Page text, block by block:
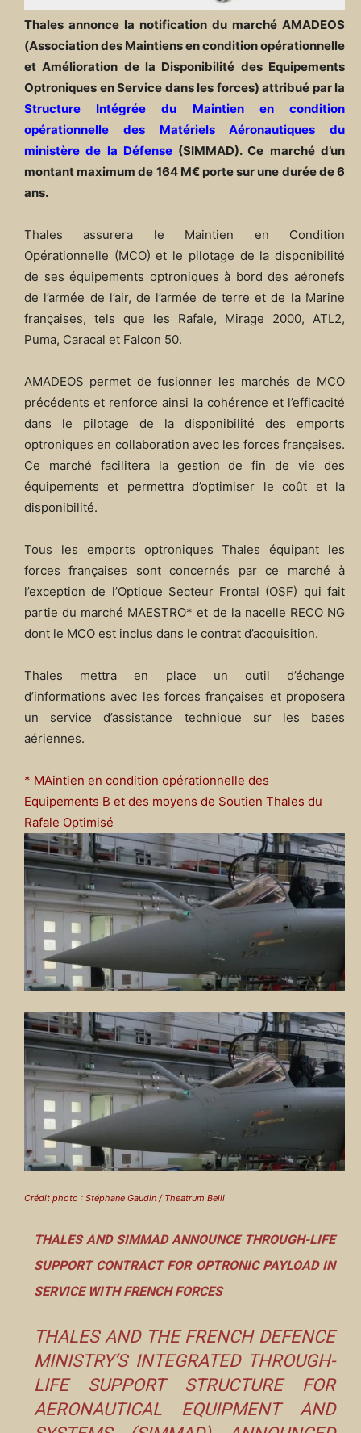
Thales annonce la notification du marché AMADEOS
(Association des Maintiens en condition opérationnelle
et Amélioration de la Disponibilité des Equipements
Optroniques en Service dans les forces) attribué par la
Structure Intégrée du Maintien en condition
opérationnelle des Matériels Aéronautiques du
ministère de la Défense(SIMMAD). Ce marché d’un
montant maximum de 164 M€ porte sur une durée de 6
ans.
Thales assurera le Maintien en Condition
Opérationnelle (MCO) et le pilotage de la disponibilité
de ses équipements optroniques à bord des aéronefs
de l’armée de l’air, de l’armée de terre et de la Marine
françaises, tels que les Rafale, Mirage 2000, ATL2,
Puma, Caracal et Falcon 50.
AMADEOS permet de fusionner les marchés de MCO
précédents et renforce ainsi la cohérence et l’efficacité
dans le pilotage de la disponibilité des emports
optroniques en collaboration avec les forces françaises.
Ce marché facilitera la gestion de fin de vie des
équipements et permettra d’optimiser le coût et la
disponibilité.
Tous les emports optroniques Thales équipant les
forces françaises sont concernés par ce marché à
l’exception de l’Optique Secteur Frontal (OSF) qui fait
partie du marché MAESTRO* et de la nacelle RECO NG
dont le MCO est inclus dans le contrat d’acquisition.
Thales mettra en place un outil d’échange
d’informations avec les forces françaises et proposera
un service d’assistance technique sur les bases
aériennes.
* MAintien en condition opérationnelle des
Equipements B et des moyens de Soutien Thales du
Rafale Optimisé
Crédit photo : Stéphane Gaudin / Theatrum Belli
THALES AND SIMMAD ANNOUNCE THROUGH-LIFE
SUPPORT CONTRACT FOR OPTRONIC PAYLOAD IN
SERVICE WITH FRENCH FORCES
THALES AND THE FRENCH DEFENCE
MINISTRY’S INTEGRATED THROUGH-
LIFE SUPPORT STRUCTURE FOR
AERONAUTICAL EQUIPMENT AND